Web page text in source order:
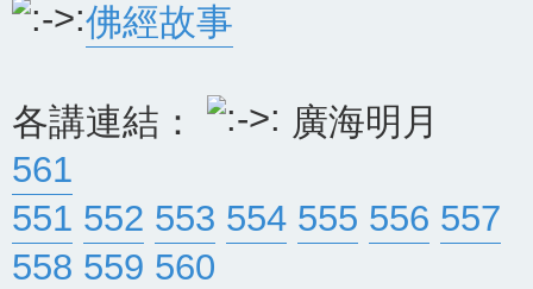
佛經故事
各講連結：
廣海明月
561
551 552 553 554 555 556 557
558 559 560